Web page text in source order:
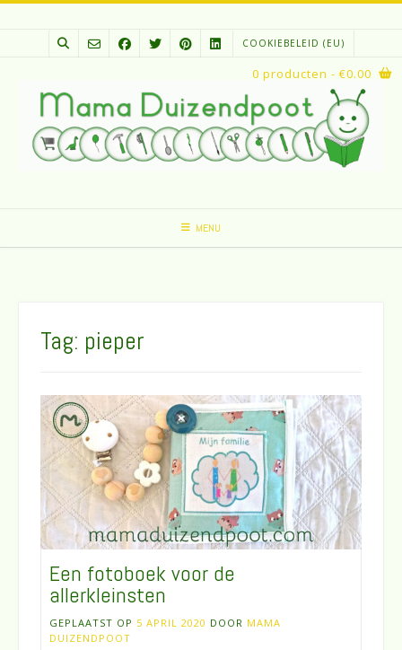
Spring
COOKIEBELEID (EU)
MENU
0 producten - €0.00
Tag: pieper
Een fotoboek voor de
allerkleinsten
GEPLAATST OP 5 APRIL 2020 DOOR MAMA
DUIZENDPOOT